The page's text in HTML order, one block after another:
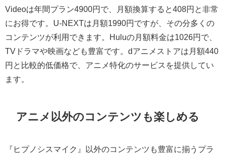
Videoは年間プラン4900円で、月額換算すると408円と非常
にお得です。U-NEXTは月額1990円ですが、その分多くの
コンテンツが利用できます。Huluの月額料金は1026円で、
TVドラマや映画なども豊富です。dアニメストアは月額440
円と比較的低価格で、アニメ特化のサービスを提供してい
ます。
アニメ以外のコンテンツも楽しめる
『ヒプノシスマイク』以外のコンテンツも豊富に揃うプラ